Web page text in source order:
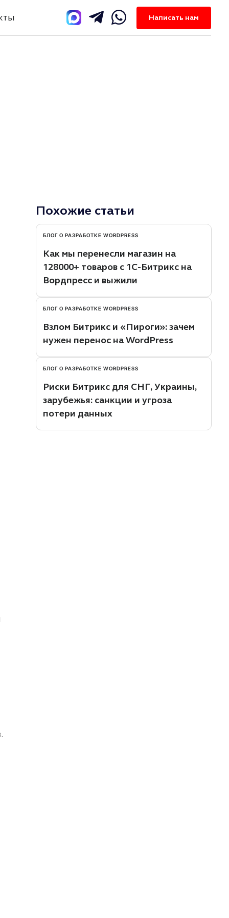
Написать нам
Похожие статьи
БЛОГ О РАЗРАБОТКЕ WORDPRESS
Как мы перенесли магазин на
128000+ товаров с 1С-Битрикс на
Вордпресс и выжили
БЛОГ О РАЗРАБОТКЕ WORDPRESS
Взлом Битрикс и «Пироги»: зачем
нужен перенос на WordPress
БЛОГ О РАЗРАБОТКЕ WORDPRESS
Риски Битрикс для СНГ, Украины,
зарубежья: санкции и угроза
потери данных